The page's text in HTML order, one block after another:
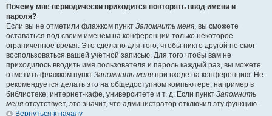
Почему мне периодически приходится повторять ввод имени и
пароля?
Если вы не отметили флажком пункт Запомнить меня, вы сможете
оставаться под своим именем на конференции только некоторое
ограниченное время. Это сделано для того, чтобы никто другой не смог
воспользоваться вашей учётной записью. Для того чтобы вам не
приходилось вводить имя пользователя и пароль каждый раз, вы можете
отметить флажком пункт Запомнить меня при входе на конференцию. Не
рекомендуется делать это на общедоступном компьютере, например в
библиотеке, интернет-кафе, университете и т. д. Если пункт Запомнить
меня отсутствует, это значит, что администратор отключил эту функцию.
Вернуться к началу